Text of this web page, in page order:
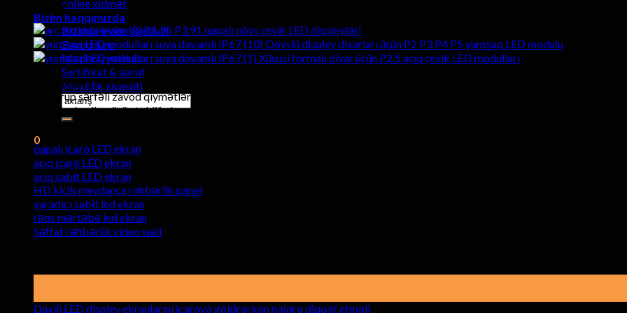
online xidmət
Bizim haqqımızda
Bizimlə əlaqə saxlayın
Zavod turu
Mədəniyyətimiz
Sertifikat & şərəf
Məxfilik siyasəti
Axtarmaq:
0
araba
Səbətinizdə heç bir məhsul.
İsti məhsullar
P1.95 P3.91 qapalı qövs çevik LED displeyləri
Qövslü displey divarları üçün P2 P3 P4 P5 yumşaq LED modulu
Xüsusi formalı divar üçün P2.5 açıq çevik LED modulları
Bizim haqqımızda
Hyte-Led qrup sərfəli zavod qiymətlərlə keyfiyyətli açıq və qapalı rəhbərlik video divar ekran təmin edir. 5 il zəmanət xidmətləri
üçün bütün məhsulları üçün təklif olunur. İstədiyiniz zaman bizə sorğu göndərməyiniz üçün xoş gəlmisiniz.
Kateqoriyalar
qapalı icarə LED ekran
açıq icarə LED ekran
açıq sabit LED ekran
HD kiçik meydança rəhbərlik panel
yaradıcı sabit led ekran
rəqs mərtəbə led ekran
şəffaf rəhbərlik video wall
Daxili LED displey ekranlarını icarəyə götürərkən nələrə diqqət etməli